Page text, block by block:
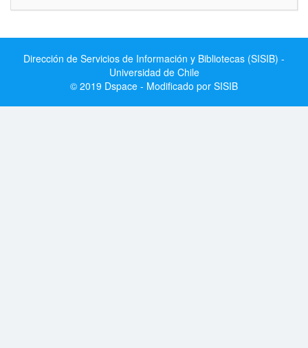
Dirección de Servicios de Información y Bibliotecas (SISIB) -
Universidad de Chile
© 2019 Dspace - Modificado por SISIB